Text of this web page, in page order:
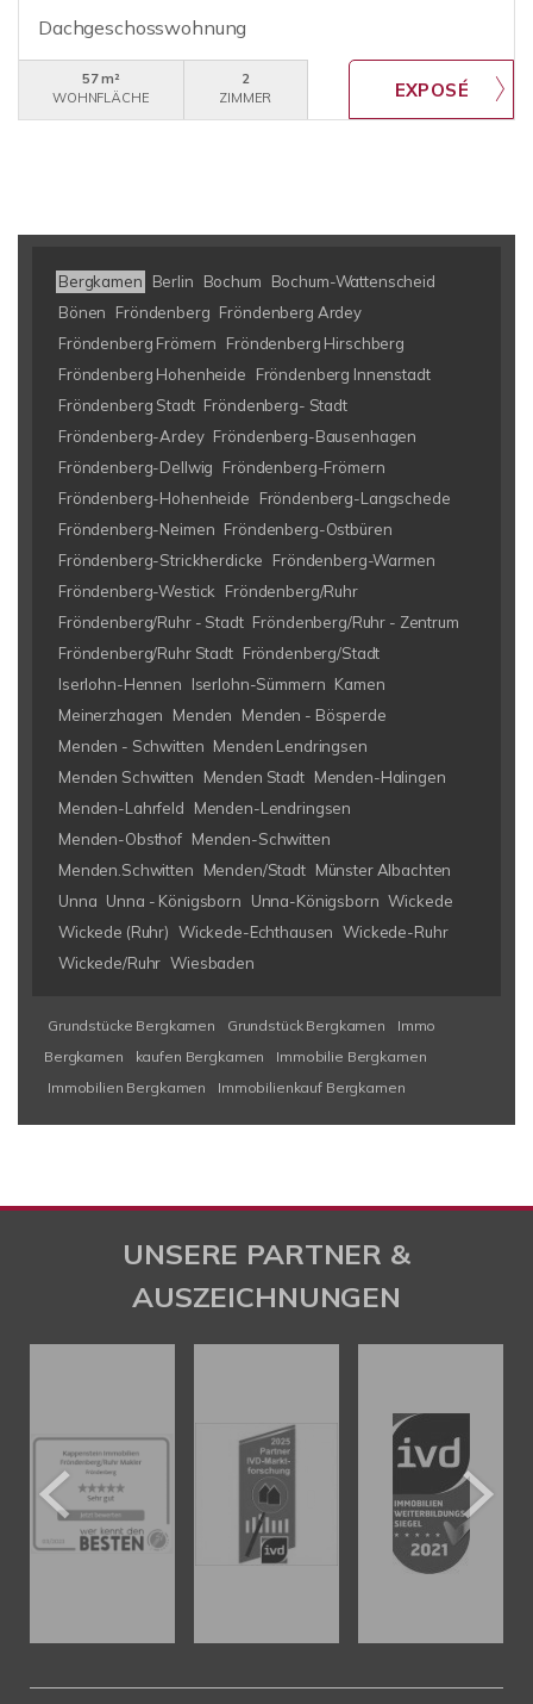
Dachgeschosswohnung
57 m²
WOHNFLÄCHE
2
ZIMMER
Bergkamen Berlin Bochum
Bochum-Wattenscheid
Bönen
Fröndenberg Fröndenberg Ardey
Fröndenberg Frömern
Fröndenberg Hirschberg
Fröndenberg Hohenheide
Fröndenberg Innenstadt
Fröndenberg Stadt Fröndenberg- Stadt
Fröndenberg-Ardey Fröndenberg-Bausenhagen
Fröndenberg-Dellwig
Fröndenberg-Frömern
Fröndenberg-Hohenheide
Fröndenberg-Langschede
Fröndenberg-Neimen Fröndenberg-Ostbüren
Fröndenberg-Strickherdicke
Fröndenberg-Warmen
Fröndenberg-Westick
Fröndenberg/Ruhr
Fröndenberg/Ruhr - Stadt Fröndenberg/Ruhr - Zentrum
Fröndenberg/Ruhr Stadt Fröndenberg/Stadt
Iserlohn-Hennen
Iserlohn-Sümmern Kamen
Meinerzhagen
Menden
Menden - Bösperde
Menden - Schwitten Menden Lendringsen
Menden Schwitten
Menden Stadt Menden-Halingen
Menden-Lahrfeld
Menden-Lendringsen
Menden-Obsthof Menden-Schwitten
Menden.Schwitten
Menden/Stadt Münster Albachten
Unna Unna - Königsborn Unna-Königsborn Wickede
Wickede (Ruhr) Wickede-Echthausen Wickede-Ruhr
Wickede/Ruhr Wiesbaden
Grundstücke Bergkamen Grundstück Bergkamen
Immo
Bergkamen
kaufen Bergkamen
Immobilie Bergkamen
Immobilien Bergkamen
Immobilienkauf Bergkamen
UNSERE PARTNER &
AUSZEICHNUNGEN